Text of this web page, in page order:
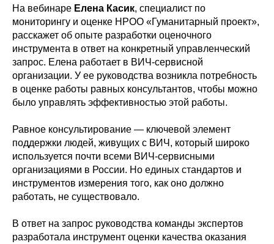
На вебинаре Елена Касик, специалист по
мониторингу и оценке НРОО «Гуманитарный проект»,
расскажет об опыте разработки оценочного
инструмента в ответ на конкретный управленческий
запрос. Елена работает в ВИЧ-сервисной
организации. У ее руководства возникла потребность
в оценке работы равных консультантов, чтобы можно
было управлять эффективностью этой работы.
Равное консультирование — ключевой элемент
поддержки людей, живущих с ВИЧ, который широко
используется почти всеми ВИЧ-сервисными
организациями в России. Но единых стандартов и
инструментов измерения того, как оно должно
работать, не существовало.
В ответ на запрос руководства команды экспертов
разработала инструмент оценки качества оказания